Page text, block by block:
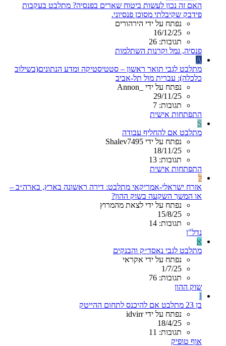
האם זה נכון לעשות ביטוח שארים בפנסיה? מתלבט בעקבות
פידבק שקיבלתי מסוכן פנסיוני.
נפתח על ידי הירהורים
16/12/25
תגובות: 26
פנסיה, גמל וקרנות השתלמות
A
מתלבט לגבי תואר ראשון – סטטיסטיקה ומדע הנתונים(בשילוב
כלכלה): עברית מול תל-אביב
נפתח על ידי _Annon
29/11/25
תגובות: 7
התפתחות אישית
S
מתלבט אם להחליף עבודה
נפתח על ידי Shalev7495
18/11/25
תגובות: 13
התפתחות אישית
ל
אזרח ישראלי-אמריקאי מתלבט: דירה ראשונה בארץ, בארה״ב –
או המשך השקעה בשוק ההון?
נפתח על ידי לצאת מהמרוץ
15/8/25
תגובות: 14
נדל"ן
א
מתלבט לגבי נאסד״ק והבנקים
נפתח על ידי אקראי
1/7/25
תגובות: 76
שוק ההון
I
בן 23 מתלבט אם להיכנס לתחום ההייטק
נפתח על ידי idvirr
18/4/25
תגובות: 11
אוף טופיק